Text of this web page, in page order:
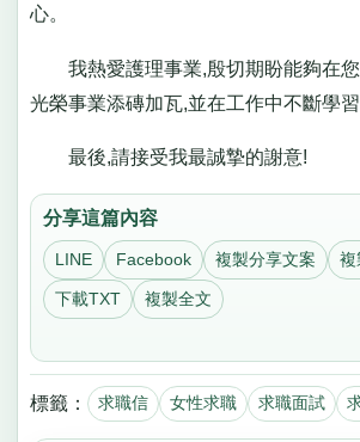
心。
我熱愛護理事業,殷切期盼能夠在您
光榮事業添磚加瓦,並在工作中不斷學習
最後,請接受我最誠摯的謝意!
分享這篇內容
LINE Facebook 複製分享文案 複
下載TXT 複製全文
標籤： 求職信 女性求職 求職面試